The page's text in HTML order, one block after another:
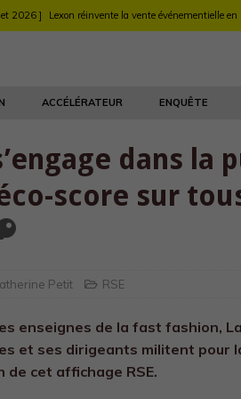
2026 ] Lexon réinvente la vente événementielle en
2026 ] Le retour produit : un enjeu de relation
2026 ] Agents d’IA : l’Autorité de la concurrence
2026 ]
ACCÉLÉRATEUR ENQUÊTE
dans la
score sur
Petit RSE
enseignes de la fast fashion,
et ses dirigeants militent pour
cet affichage RSE.